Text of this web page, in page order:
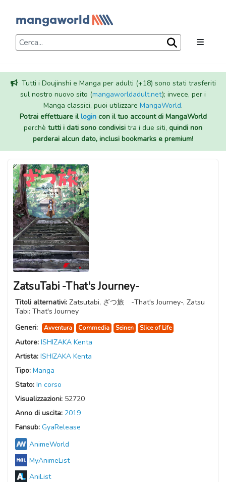
Tutti i Doujinshi e Manga per adulti (+18) sono stati trasferiti
sul nostro nuovo sito (mangaworldadult.net); invece, per i
Manga classici, puoi utilizzare MangaWorld.
Potrai effettuare illogincon il tuo account di MangaWorld
perchè tutti i dati sono condivisi tra i due siti, quindi non
perderai alcun dato, inclusi bookmarks e premium!
ZatsuTabi -That's Journey-
Titoli alternativi: Zatsutabi, ざつ旅 -That's Journey-, Zatsu
Tabi: That's Journey
Generi:
Avventura Commedia Seinen Slice of Life
Autore: ISHIZAKA Kenta
Artista: ISHIZAKA Kenta
Tipo: Manga
Stato: In corso
Visualizzazioni: 52720
Anno di uscita: 2019
Fansub: GyaRelease
AnimeWorld
MyAnimeList
AniList